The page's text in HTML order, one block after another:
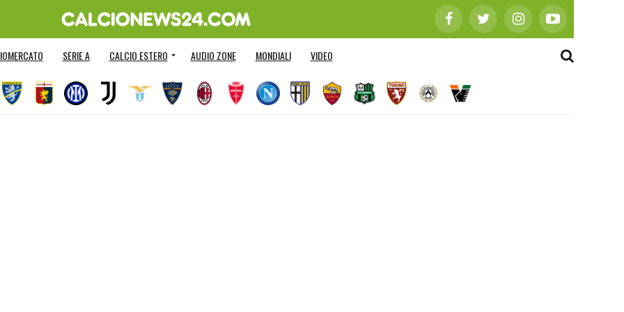
SERIE A CALCIO ESTERO AUDIO ZONE MONDIALI VIDEO